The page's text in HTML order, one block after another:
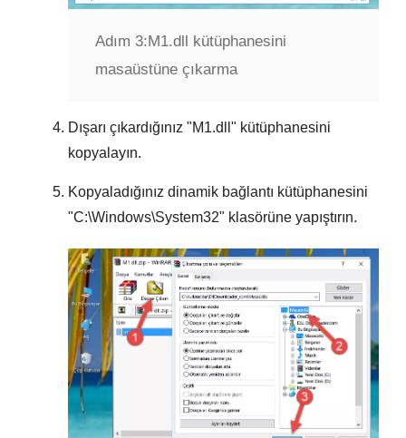
Adım 3:M1.dll kütüphanesini
masaüstüne çıkarma
Dışarı çıkardığınız "M1.dll " kütüphanesini
kopyalayın.
Kopyaladığınız dinamik bağlantı kütüphanesini
"C:\Windows\System32" klasörüne yapıştırın.